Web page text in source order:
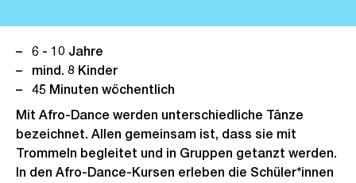
6 - 10 Jahre
mind. 8 Kinder
45 Minuten wöchentlich
Mit Afro-Dance werden unterschiedliche Tänze
bezeichnet. Allen gemeinsam ist, dass sie mit
Trommeln begleitet und in Gruppen getanzt werden.
In den Afro-Dance-Kursen erleben die Schüler*innen